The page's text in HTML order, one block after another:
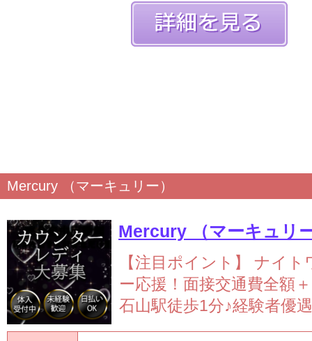
Mercury （マーキュリー）
Mercury （マーキュリ
【注目ポイント】
ナイト
ー応援！面接交通費全額
石山駅徒歩1分♪経験者優